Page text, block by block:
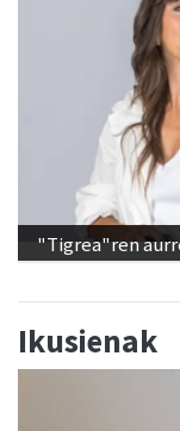
"Tigrea"ren
Ikusienak